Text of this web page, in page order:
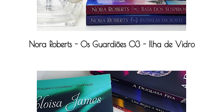
Nora Roberts - Os Guardiões 03 - Ilha de Vidro